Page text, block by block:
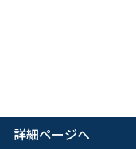
詳細ページへ